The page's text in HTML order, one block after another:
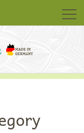
für
Seide